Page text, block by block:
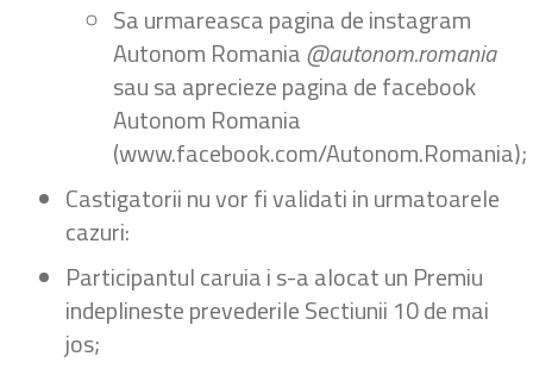
Sa urmareasca pagina de instagram
Autonom Romania@autonom.romania
sau sa aprecieze pagina de facebook
Autonom Romania
(www.facebook.com/Autonom.Romania);
Castigatorii nu vor fi validati in urmatoarele
cazuri:
Participantul caruia i s-a alocat un Premiu
indeplineste prevederile Sectiunii 10 de mai
jos;